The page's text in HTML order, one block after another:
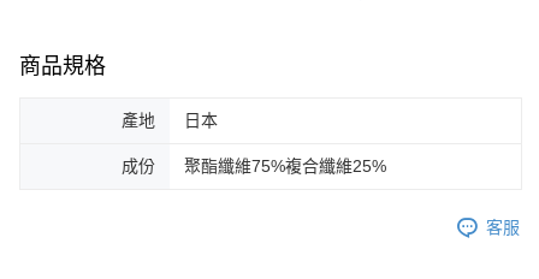
商品規格
產地 日本
成份 聚酯纖維75%複合纖維25%
客服